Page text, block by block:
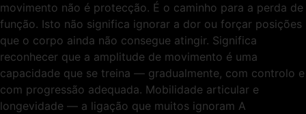
movimento não é protecção. É o caminho para a perda de
função. Isto não significa ignorar a dor ou forçar posições
que o corpo ainda não consegue atingir. Significa
reconhecer que a amplitude de movimento é uma
capacidade que se treina — gradualmente, com controlo e
com progressão adequada. Mobilidade articular e
longevidade — a ligação que muitos ignoram A